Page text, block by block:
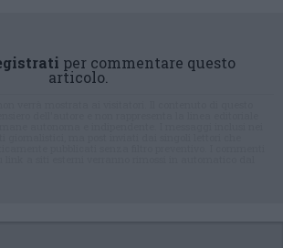
per commentare questo
articolo.